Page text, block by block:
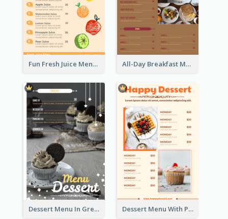
Fun Fresh Juice Menu With Graphics Of Fruit All-Day Breakfast Menu In Brown And Red
Dessert Menu In Grey Colour Tone Dessert Menu With Photos Of Cakes